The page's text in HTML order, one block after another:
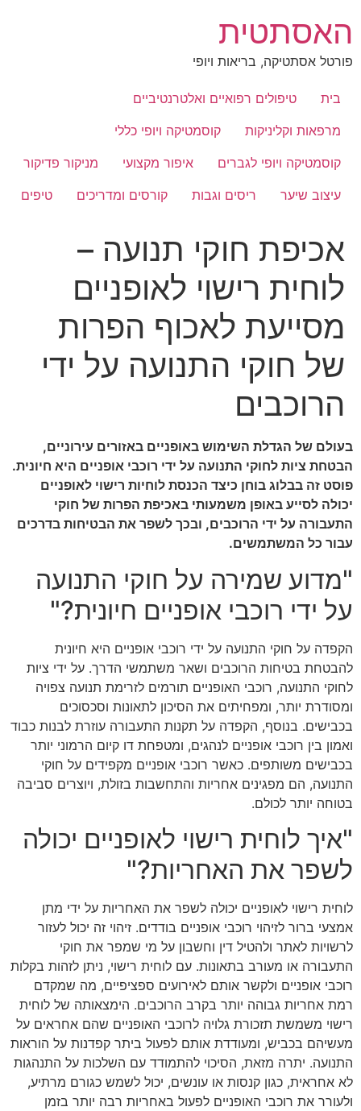
לתוכן
האסתטית
פורטל אסתטיקה, בריאות ויופי
בית
טיפולים רפואיים ואלטרנטיביים
מרפאות וקליניקות
קוסמטיקה ויופי כללי
קוסמטיקה ויופי לגברים
איפור מקצועי
מניקור פדיקור
עיצוב שיער
ריסים וגבות קורסים ומדריכים טיפים
אכיפת חוקי תנועה –
לוחית רישוי לאופניים
מסייעת לאכוף הפרות
של חוקי התנועה על ידי
הרוכבים
בעולם של הגדלת השימוש באופניים באזורים עירוניים,
הבטחת ציות לחוקי התנועה על ידי רוכבי אופניים היא חיונית.
פוסט זה בבלוג בוחן כיצד הכנסת לוחיות רישוי לאופניים
יכולה לסייע באופן משמעותי באכיפת הפרות של חוקי
התעבורה על ידי הרוכבים, ובכך לשפר את הבטיחות בדרכים
עבור כל המשתמשים.
"מדוע שמירה על חוקי התנועה
על ידי רוכבי אופניים חיונית?"
הקפדה על חוקי התנועה על ידי רוכבי אופניים היא חיונית
להבטחת בטיחות הרוכבים ושאר משתמשי הדרך. על ידי ציות
לחוקי התנועה, רוכבי האופניים תורמים לזרימת תנועה צפויה
ומסודרת יותר, ומפחיתים את הסיכון לתאונות וסכסוכים
בכבישים. בנוסף, הקפדה על תקנות התעבורה עוזרת לבנות כבוד
ואמון בין רוכבי אופניים לנהגים, ומטפחת דו קיום הרמוני יותר
בכבישים משותפים. כאשר רוכבי אופניים מקפידים על חוקי
התנועה, הם מפגינים אחריות והתחשבות בזולת, ויוצרים סביבה
בטוחה יותר לכולם.
"איך לוחית רישוי לאופניים יכולה
לשפר את האחריות?"
לוחית רישוי לאופניים יכולה לשפר את האחריות על ידי מתן
אמצעי ברור לזיהוי רוכבי אופניים בודדים. זיהוי זה יכול לעזור
לרשויות לאתר ולהטיל דין וחשבון על מי שמפר את חוקי
התעבורה או מעורב בתאונות. עם לוחית רישוי, ניתן לזהות בקלות
רוכבי אופניים ולקשר אותם לאירועים ספציפיים, מה שמקדם
רמת אחריות גבוהה יותר בקרב הרוכבים. הימצאותה של לוחית
רישוי משמשת תזכורת גלויה לרוכבי האופניים שהם אחראים על
מעשיהם בכביש, ומעודדת אותם לפעול ביתר קפדנות על הוראות
התנועה. יתרה מזאת, הסיכוי להתמודד עם השלכות על התנהגות
לא אחראית, כגון קנסות או עונשים, יכול לשמש כגורם מרתיע,
ולעורר את רוכבי האופניים לפעול באחריות רבה יותר בזמן